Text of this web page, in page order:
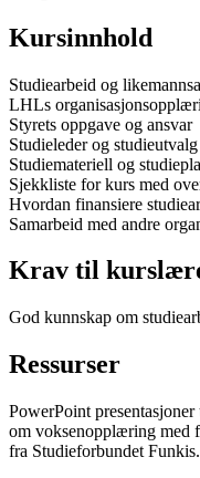
Kursinnhold
Studiearbeid og
LHLs
Styrets oppgave og ansvar
Studieleder og studieutvalg
Studiemateriell og
Sjekkliste for kurs med
Hvordan finansiere
Samarbeid med andre
Krav til
God kunnskap om
Ressurser
PowerPoint
om voksenopplæring med
fra Studieforbundet Funkis.